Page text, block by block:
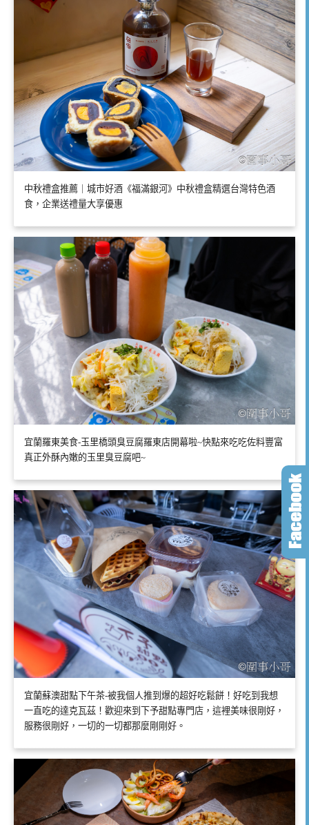
中秋禮盒推薦｜城市好酒《福滿銀河》中秋禮盒精選台灣特色酒
食，企業送禮量大享優惠
宜蘭羅東美食-玉里橋頭臭豆腐羅東店開幕啦~快點來吃吃佐料豐富
真正外酥內嫩的玉里臭豆腐吧~
宜蘭蘇澳甜點下午茶-被我個人推到爆的超好吃鬆餅！好吃到我想
一直吃的達克瓦茲！歡迎來到下予甜點專門店，這裡美味很剛好，
服務很剛好，一切的一切都那麼剛剛好。